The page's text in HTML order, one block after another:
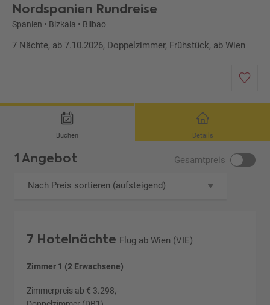
Nordspanien Rundreise
Spanien • Bizkaia • Bilbao
7 Nächte, ab 7.10.2026, Doppelzimmer, Frühstück, ab Wien
Buchen Details
1 Angebot Gesamtpreis
Nach Preis sortieren (aufsteigend)
7 Hotelnächte Flug ab Wien (VIE)
Zimmer 1 (2 Erwachsene)
Zimmerpreis ab € 3.298,-